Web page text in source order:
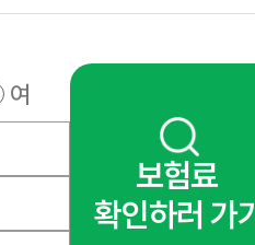
약할 수 있습니다.
여
보험료
확인하러 가기